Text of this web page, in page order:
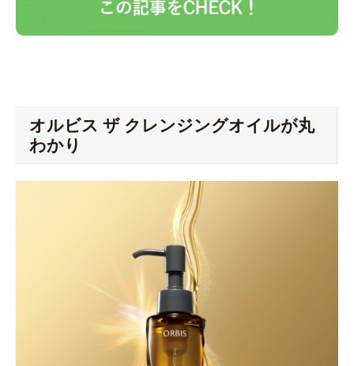
オルビス ザ クレンジングオイルが丸
わかり